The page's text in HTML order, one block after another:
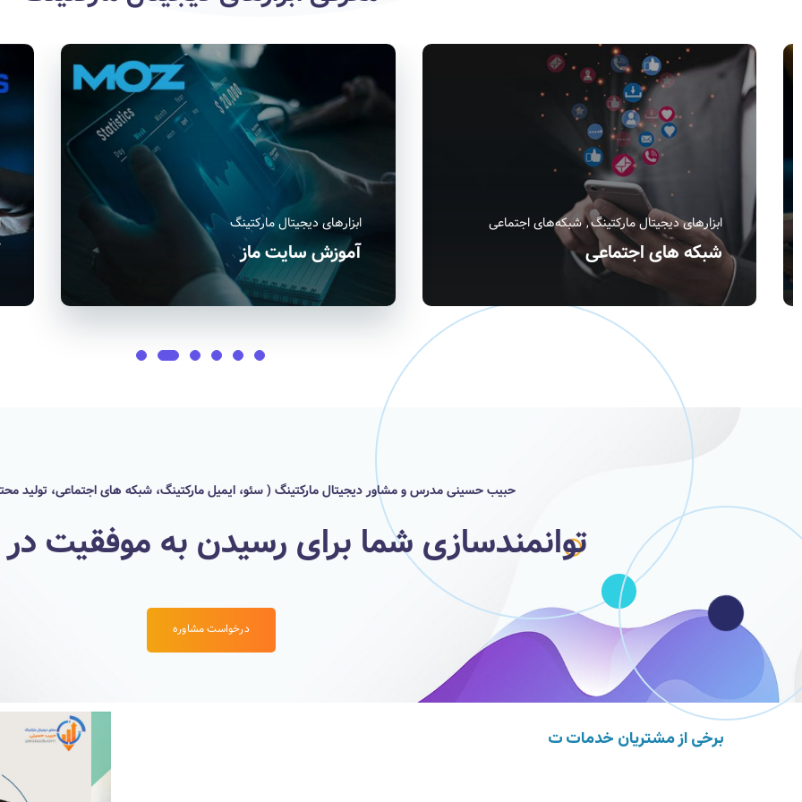
آموزش سایت ماز
ابزارهای دیجیتال مارکتینگ
آموزش ahrefs و ابزار آن در سئو
ابزارهای دیجیتال مارکتینگ
حبیب حسینی مدرس و مشاور دیجیتال مارکتینگ ( سئو، ایمیل مارکتینگ، شبکه های اجتماعی، تولید
توانمندسازی شما برای رسیدن به موفقیت در
درخواست مشاوره
برخی از مشتریان خدمات تو